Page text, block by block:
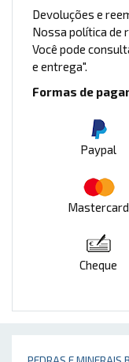
Devoluções e
Nossa política de
Você pode
e entrega".
Formas de
Paypal
Mastercard
Cheque